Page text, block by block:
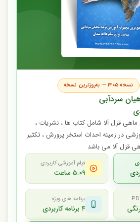
نسخه ۱۴۰۵ — به‌روزترین نسخه
سردآبی
قزل آلا شامل کتاب ها ، نشریات ،
در زمینه احداث استخر پرورش ، تکثیر
قزل آلا می باشد
فیلم آموزشی کاربردی
۵:۰۹ ساعت
برنامه های ویژه
۴ برنامه کاربردی